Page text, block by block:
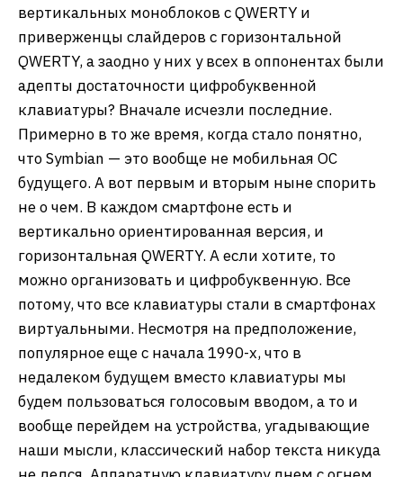
вертикальных моноблоков с QWERTY и
приверженцы слайдеров с горизонтальной
QWERTY, а заодно у них у всех в оппонентах были
адепты достаточности цифробуквенной
клавиатуры? Вначале исчезли последние.
Примерно в то же время, когда стало понятно,
что Symbian — это вообще не мобильная ОС
будущего. А вот первым и вторым ныне спорить
не о чем. В каждом смартфоне есть и
вертикально ориентированная версия, и
горизонтальная QWERTY. А если хотите, то
можно организовать и цифробуквенную. Все
потому, что все клавиатуры стали в смартфонах
виртуальными. Несмотря на предположение,
популярное еще с начала 1990-х, что в
недалеком будущем вместо клавиатуры мы
будем пользоваться голосовым вводом, а то и
вообще перейдем на устройства, угадывающие
наши мысли, классический набор текста никуда